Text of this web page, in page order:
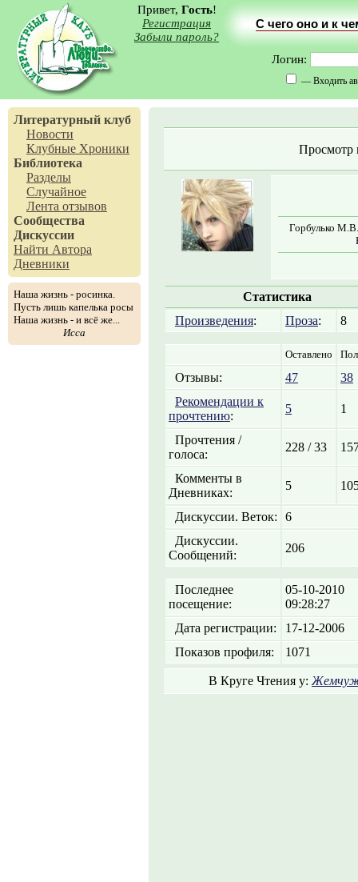
Привет, Гость!
Регистрация
Забыли пароль?
С чего оно и к
Логин:
— Входить
Литературный клуб
Новости
Клубные Хроники
Библиотека
Разделы
Случайное
Лента отзывов
Сообщества
Дискуссии
Найти Автора
Дневники
Наша жизнь - росинка.
Пусть лишь капелька росы
Наша жизнь - и всё же...
Исса
Просмотр
Горбулько
Статистика
Произведения: Проза: 8
Оставлено
Отзывы: 47
38
Рекомендации к
прочтению:
5 1
Прочтения /
голоса:
228 / 33
Комменты в
Дневниках:
5
Дискуссии. Веток:
6
Дискуссии.
Сообщений:
206
Последнее
посещение:
05-10-2010
09:28:27
Дата регистрации:
17-12-2006
Показов профиля:
1071
В Круге Чтения у: